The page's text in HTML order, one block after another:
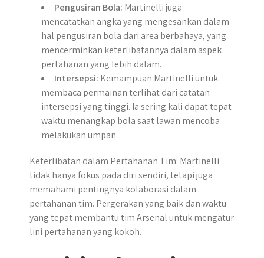
Pengusiran Bola: Martinelli juga
mencatatkan angka yang mengesankan dalam
hal pengusiran bola dari area berbahaya, yang
mencerminkan keterlibatannya dalam aspek
pertahanan yang lebih dalam.
Intersepsi: Kemampuan Martinelli untuk
membaca permainan terlihat dari catatan
intersepsi yang tinggi. Ia sering kali dapat tepat
waktu menangkap bola saat lawan mencoba
melakukan umpan.
Keterlibatan dalam Pertahanan Tim: Martinelli
tidak hanya fokus pada diri sendiri, tetapi juga
memahami pentingnya kolaborasi dalam
pertahanan tim. Pergerakan yang baik dan waktu
yang tepat membantu tim Arsenal untuk mengatur
lini pertahanan yang kokoh.